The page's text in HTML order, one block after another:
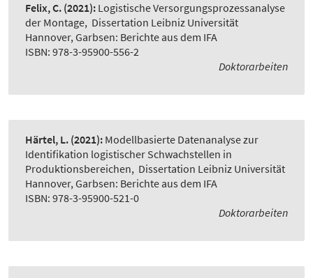
Felix, C. (2021): Logistische Versorgungsprozessanalyse
der Montage, Dissertation Leibniz Universität
Hannover, Garbsen: Berichte aus dem IFA
ISBN: 978-3-95900-556-2
Doktorarbeiten
Härtel, L. (2021): Modellbasierte Datenanalyse zur
Identifikation logistischer Schwachstellen in
Produktionsbereichen, Dissertation Leibniz Universität
Hannover, Garbsen: Berichte aus dem IFA
ISBN: 978-3-95900-521-0
Doktorarbeiten